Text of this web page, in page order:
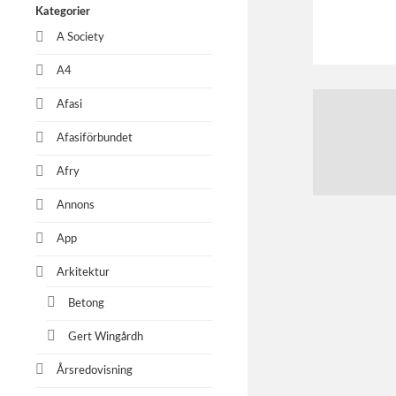
Kategorier
A Society
A4
Afasi
Afasiförbundet
Afry
Annons
App
Arkitektur
Betong
Gert Wingårdh
Årsredovisning